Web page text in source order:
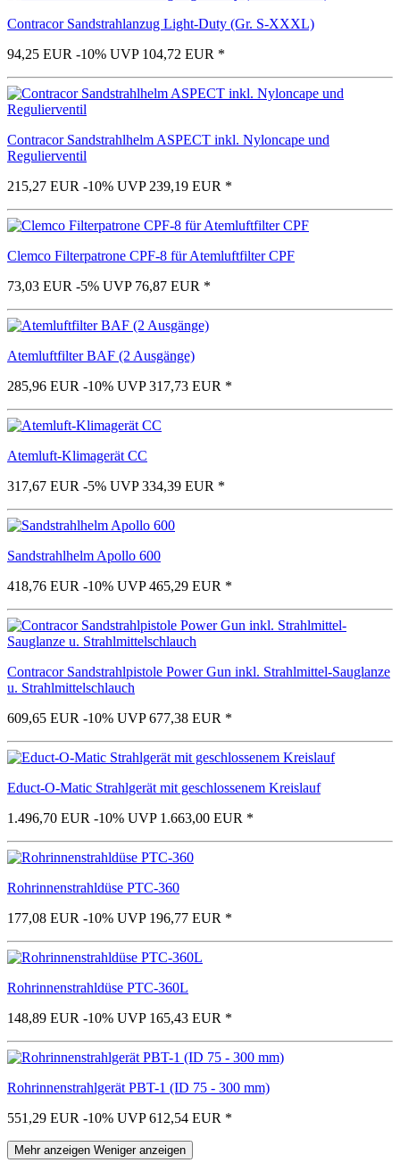
Contracor Sandstrahlanzug Light-Duty (Gr. S-XXXL)
94,25 EUR -10% UVP 104,72 EUR *
Contracor Sandstrahlhelm ASPECT inkl. Nyloncape und
Regulierventil
215,27 EUR -10% UVP 239,19 EUR *
Clemco Filterpatrone CPF-8 für Atemluftfilter CPF
73,03 EUR -5% UVP 76,87 EUR *
Atemluftfilter BAF (2 Ausgänge)
285,96 EUR -10% UVP 317,73 EUR *
Atemluft-Klimagerät CC
317,67 EUR -5% UVP 334,39 EUR *
Sandstrahlhelm Apollo 600
418,76 EUR -10% UVP 465,29 EUR *
Contracor Sandstrahlpistole Power Gun inkl. Strahlmittel-Sauglanze
u. Strahlmittelschlauch
609,65 EUR -10% UVP 677,38 EUR *
Educt-O-Matic Strahlgerät mit geschlossenem Kreislauf
1.496,70 EUR -10% UVP 1.663,00 EUR *
Rohrinnenstrahldüse PTC-360
177,08 EUR -10% UVP 196,77 EUR *
Rohrinnenstrahldüse PTC-360L
148,89 EUR -10% UVP 165,43 EUR *
Rohrinnenstrahlgerät PBT-1 (ID 75 - 300 mm)
551,29 EUR -10% UVP 612,54 EUR *
Mehr anzeigen Weniger anzeigen